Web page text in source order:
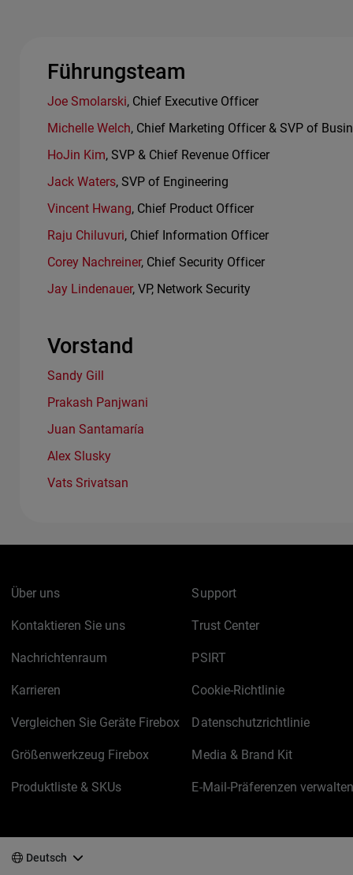
Führungsteam
Joe Smolarski, Chief Executive Officer
Michelle Welch, Chief Marketing Officer & SVP of
HoJin Kim, SVP & Chief Revenue Officer
Jack Waters, SVP of Engineering
Vincent Hwang, Chief Product Officer
Raju Chiluvuri, Chief Information Officer
Corey Nachreiner, Chief Security Officer
Jay Lindenauer, VP, Network Security
Vorstand
Sandy Gill
Prakash Panjwani
Juan Santamaría
Alex Slusky
Vats Srivatsan
Über uns
Kontaktieren Sie uns
Nachrichtenraum
Karrieren
Vergleichen Sie Geräte Firebox
Größenwerkzeug Firebox
Produktliste & SKUs
Support
Trust Center
PSIRT
Cookie-Richtlinie
Datenschutzrichtlinie
Media & Brand Kit
E-Mail-Präferenzen verwalten
Deutsch